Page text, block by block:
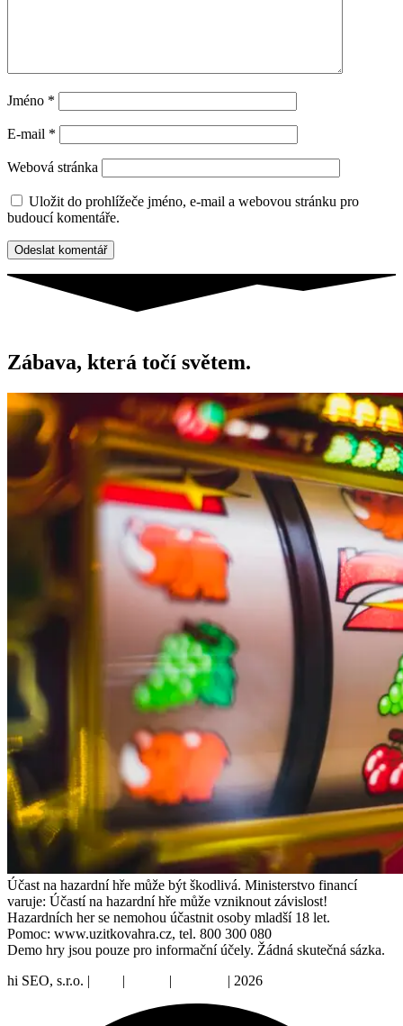
Jméno *
E-mail *
Webová stránka
Uložit do prohlížeče jméno, e-mail a webovou stránku pro
budoucí komentáře.
Zábava, která točí světem.
Účast na hazardní hře může být škodlivá. Ministerstvo financí
varuje: Účastí na hazardní hře může vzniknout závislost!
Hazardních her se nemohou účastnit osoby mladší 18 let.
Pomoc: www.uzitkovahra.cz, tel. 800 300 080
Demo hry jsou pouze pro informační účely. Žádná skutečná sázka.
hi SEO, s.r.o. |
| | | 2026